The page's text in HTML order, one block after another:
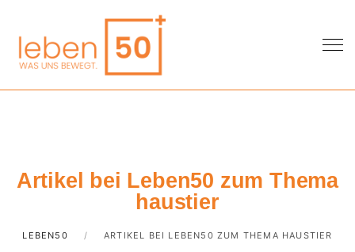
Artikel bei Leben50 zum Thema
haustier
LEBEN50 ARTIKEL BEI LEBEN50 ZUM THEMA HAUSTIER